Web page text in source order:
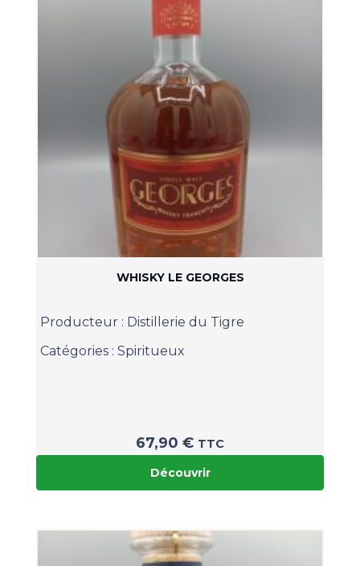
WHISKY LE GEORGES
Producteur : Distillerie du Tigre
Catégories : Spiritueux
67,90 € TTC
Découvrir